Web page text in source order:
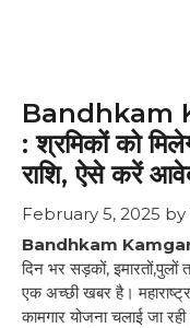
Bandhkam
: श्रमिकों को
राशि, ऐसे करें
February 5, 2025 by
Bandhkam
दिन भर सड़कों, इमारतों,पुलों
एक अच्छी खबर है। महाराष्ट्र
कामगार योजना चलाई जा